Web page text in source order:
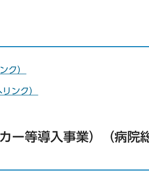
ク）
ンク）
ー等導入事業）（病院